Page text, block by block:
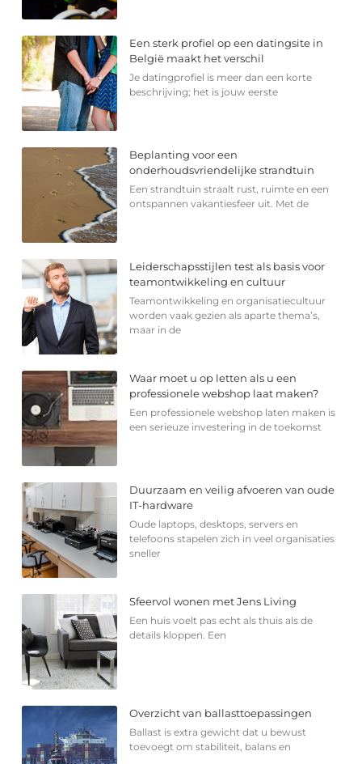
Een sterk profiel op een datingsite in
België maakt het verschil
Je datingprofiel is meer dan een korte
beschrijving; het is jouw eerste
Beplanting voor een
onderhoudsvriendelijke strandtuin
Een strandtuin straalt rust, ruimte en een
ontspannen vakantiesfeer uit. Met de
Leiderschapsstijlen test als basis voor
teamontwikkeling en cultuur
Teamontwikkeling en organisatiecultuur
worden vaak gezien als aparte thema’s,
maar in de
Waar moet u op letten als u een
professionele webshop laat maken?
Een professionele webshop laten maken is
een serieuze investering in de toekomst
Duurzaam en veilig afvoeren van oude
IT-hardware
Oude laptops, desktops, servers en
telefoons stapelen zich in veel organisaties
sneller
Sfeervol wonen met Jens Living
Een huis voelt pas echt als thuis als de
details kloppen. Een
Overzicht van ballasttoepassingen
Ballast is extra gewicht dat u bewust
toevoegt om stabiliteit, balans en